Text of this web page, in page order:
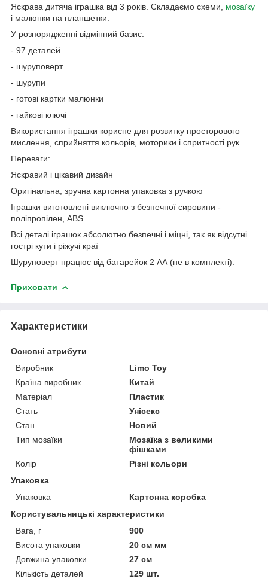
Яскрава дитяча іграшка від 3 років. Складаємо схеми, мозаїку
і малюнки на планшетки.
У розпорядженні відмінний базис:
- 97 деталей
- шуруповерт
- шурупи
- готові картки малюнки
- гайкові ключі
Використання іграшки корисне для розвитку просторового
мислення, сприйняття кольорів, моторики і спритності рук.
Переваги:
Яскравий і цікавий дизайн
Оригінальна, зручна картонна упаковка з ручкою
Іграшки виготовлені виключно з безпечної сировини -
поліпропілен, ABS
Всі деталі іграшок абсолютно безпечні і міцні, так як відсутні
гострі кути і ріжучі краї
Шуруповерт працює від батарейок 2 АА (не в комплекті).
Приховати
Характеристики
Основні атрибути
Виробник
Limo Toy
Країна виробник
Китай
Матеріал
Пластик
Стать
Унісекс
Стан
Новий
Тип мозаїки
Мозаїка з великими
фішками
Колір
Різні кольори
Упаковка
Упаковка
Картонна коробка
Користувальницькі характеристики
Вага, г
900
Висота упаковки
20 см мм
Довжина упаковки
27 см
Кількість деталей
129 шт.